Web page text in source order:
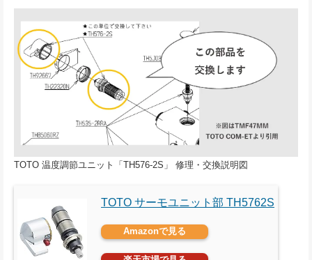
TOTO 温度調節ユニット「TH576-2S」 修理・交換説明図
TOTO サーモユニット部 TH5762S
Amazonで見る